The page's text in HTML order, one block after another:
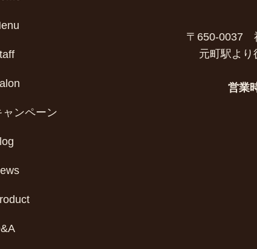
ャンペーン
〒650-0037
元町駅よ
営業